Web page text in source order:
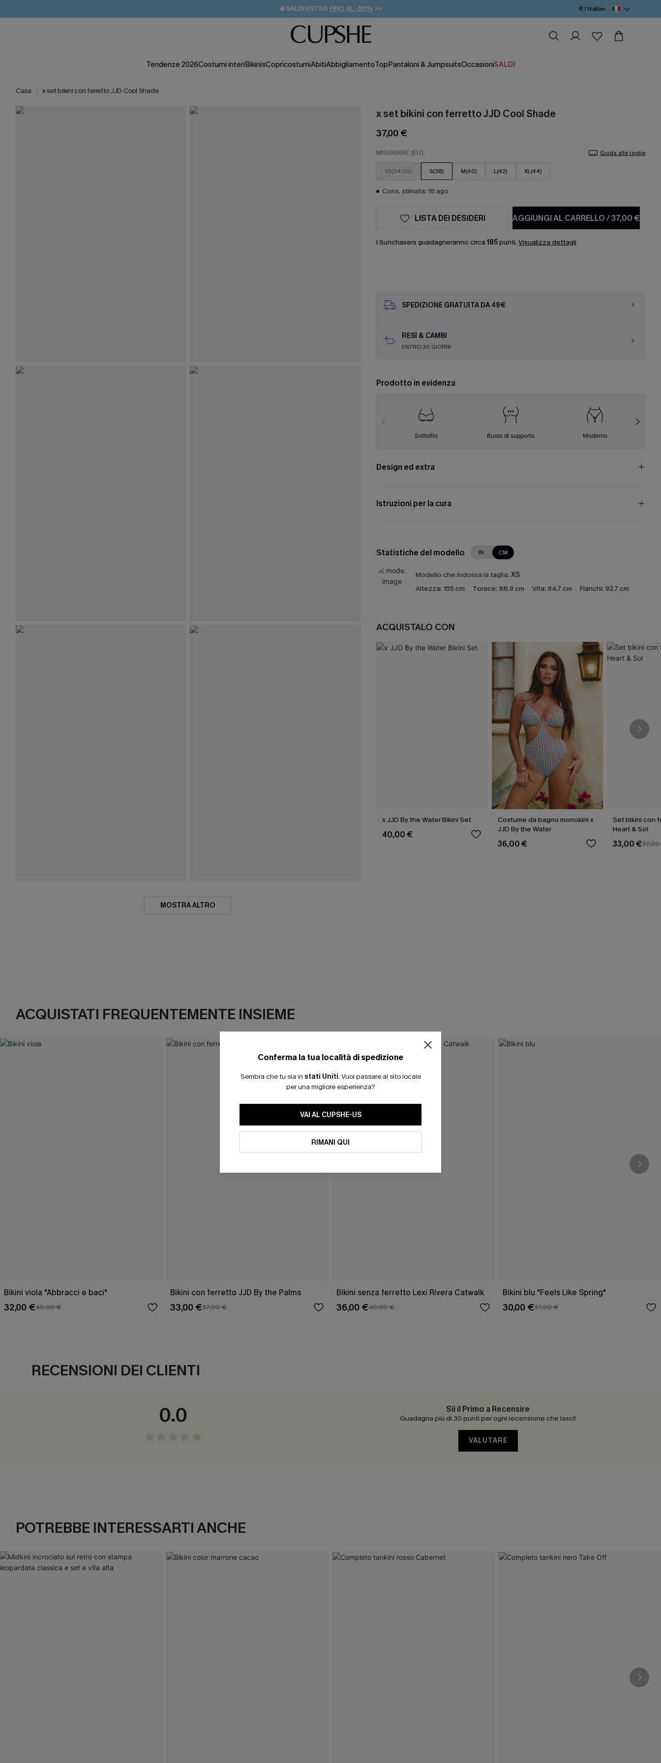
🔥SALDI ESTIVI: FINO AL -50% >>
🚚SPEDIZIONE GRATUITA DA 49€
💌REGALO PER I NUOVI: 20% DI SCONTO*
€ / Italian
Tendenze 2026Costumi interiBikinisCopricostumiAbitiAbbigliamentoTopPantaloni & JumpsuitsOccasioniSALDI
Casa x set bikini con ferretto JJD Cool Shade
MOSTRA ALTRO
x set bikini con ferretto JJD Cool Shade
37,00 €
MISURARE (EU) Guida alle taglie
XS(34/36) S(38) M(40) L(42) XL(44)
Cons. stimata: 18 ago
AGGIUNGI AL CARRELLO/37,00 €
LISTA DEI DESIDERI
I Sunchasers guadagneranno circa 185punti. Visualizza dettagli
SPEDIZIONE GRATUITA DA 49€
RESI & CAMBI
ENTRO 30 GIORNI
Prodotto in evidenza
Sottofilo Busto di supporto Moderno
Design ed extra
Istruzioni per la cura
Statistiche del modello IN CM
Modello che indossa la taglia: XS
Altezza: 155 cm Torace: 88.9 cm Vita: 64.7 cm Fianchi: 92.7 cm
ACQUISTALO CON
x JJD By the Water Bikini Set
40,00 €
Costume da bagno monokini x
JJD By the Water
36,00 €
Set bikini con
Heart & Sol
33,00 €
ACQUISTATI FREQUENTEMENTE INSIEME
Bikini viola "Abbracci e baci"
32,00 €40,00 €
Bikini con ferretto JJD By the Palms
33,00 €37,00 €
Bikini senza ferretto Lexi Rivera Catwalk
36,00 €40,00 €
Bikini blu "Feels Like Spring"
30,00 €37,00 €
RECENSIONI DEI CLIENTI
0.0 Sii il Primo a Recensire
Guadagna più di 30 punti per ogni recensione che lasci!
VALUTARE
POTREBBE INTERESSARTI ANCHE
Conferma la tua località di spedizione
Sembra che tu sia in stati Uniti. Vuoi passare al sito locale
per una migliore esperienza?
VAI AL CUPSHE-US
RIMANI QUI